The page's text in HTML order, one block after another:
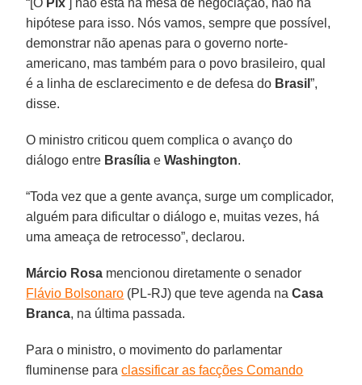
hipótese para isso. Nós vamos, sempre que possível,
demonstrar não apenas para o governo norte-
americano, mas também para o povo brasileiro, qual
é a linha de esclarecimento e de defesa do Brasil”,
disse.
O ministro criticou quem complica o avanço do
diálogo entre Brasília eWashington.
“Toda vez que a gente avança, surge um complicador,
alguém para dificultar o diálogo e, muitas vezes, há
uma ameaça de retrocesso”, declarou.
Márcio Rosa mencionou diretamente o senador
Flávio Bolsonaro (PL-RJ) que teve agenda naCasa
Branca, na última passada.
Para o ministro, o movimento do parlamentar
fluminense paraclassificar as facções Comando